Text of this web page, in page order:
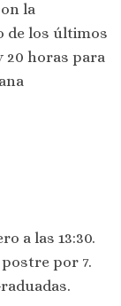
la
de los últimos
20 horas para
a las 13:30.
por 7.